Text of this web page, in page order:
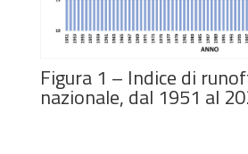
Figura 1 – Indice di
nazionale, dal 1951 al